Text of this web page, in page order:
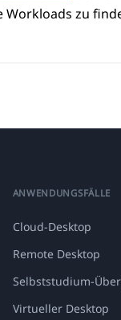
Workloads zu
ANWENDUNGSFÄLLE
Cloud-Desktop
Remote Desktop
Selbststudium-
Virtueller Desktop